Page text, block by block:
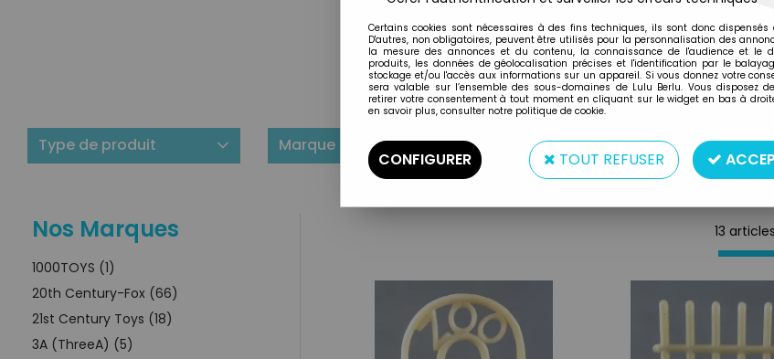
Café Nadi
Type de produit Marque Prix
Nos Marques
1000TOYS (1)
20th Century-Fox (66)
21st Century Toys (18)
3A (ThreeA) (5)
13
Certains cookies sont nécessaires à des fins techniques, ils sont donc dispensés
D'autres, non obligatoires, peuvent être utilisés pour la personnalisation des
la mesure des annonces et du contenu, la connaissance de l'audience et le
produits, les données de géolocalisation précises et l'identification par le
stockage et/ou l'accès aux informations sur un appareil. Si vous donnez votre
sera valable sur l’ensemble des sous-domaines de Lulu Berlu. Vous disposez
retirer votre consentement à tout moment en cliquant sur le widget en bas à
en savoir plus, consulter notre politique de cookie.
CONFIGURER TOUT REFUSER